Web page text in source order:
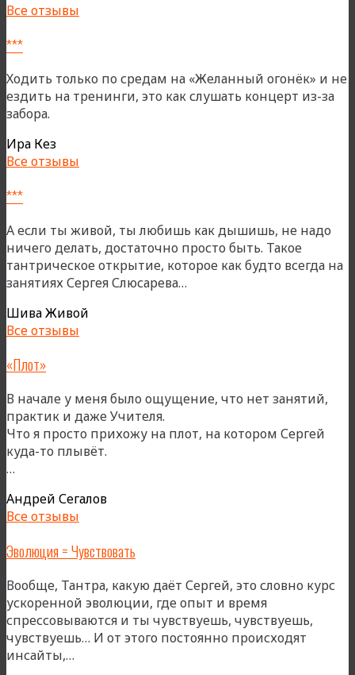
Все отзывы
***
Ходить только по средам на «Желанный огонёк» и не
ездить на тренинги, это как слушать концерт из-за
забора.
Ира Кез
Все отзывы
***
А если ты живой, ты любишь как дышишь, не надо
ничего делать, достаточно просто быть. Такое
тантрическое открытие, которое как будто всегда на
занятиях Сергея Слюсарева…
Шива Живой
Все отзывы
«Плот»
В начале у меня было ощущение, что нет занятий,
практик и даже Учителя.
Что я просто прихожу на плот, на котором Сергей
куда-то плывёт.
…
Андрей Сегалов
Все отзывы
Эволюция = Чувствовать
Вообще, Тантра, какую даёт Сергей, это словно курс
ускоренной эволюции, где опыт и время
спрессовываются и ты чувствуешь, чувствуешь,
чувствуешь… И от этого постоянно происходят
инсайты,…